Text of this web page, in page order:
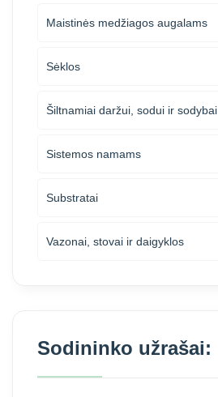
Maistinės medžiagos augalams
Sėklos
Šiltnamiai daržui, sodui ir sodybai
Sistemos namams
Substratai
Vazonai, stovai ir daigyklos
Sodininko užrašai: